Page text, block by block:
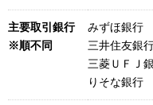
主要取引銀行
※順不同
みずほ銀
三井住友
三菱ＵＦ
りそな銀